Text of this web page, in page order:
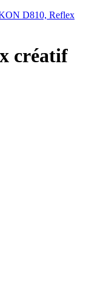
D810, Reflex
créatif